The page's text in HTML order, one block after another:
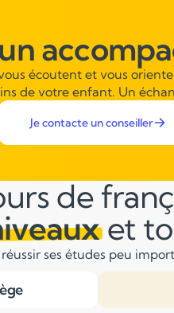
écoutent et vous
de votre enfant. Un
Je contacte un conseiller
de
et
ses études peu